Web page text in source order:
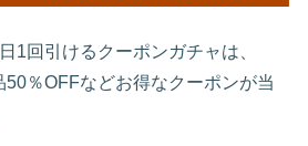
1回引けるクーポンガチャは、
％OFFなどお得なクーポンが当